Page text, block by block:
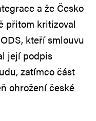
a že Česko
přitom kritizoval
kteří smlouvu
její podpis
zatímco část
ohrožení české